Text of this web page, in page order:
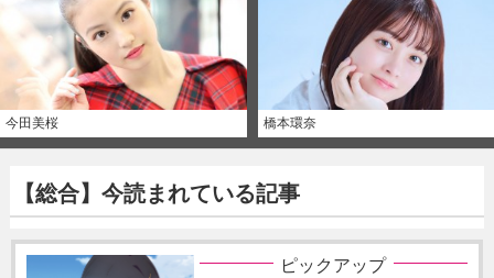
今田美桜 橋本環奈
【総合】今読まれている記事
ピックアップ